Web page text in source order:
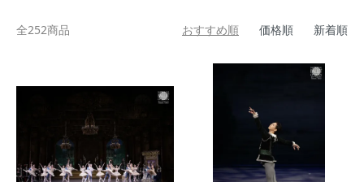
全252商品 おすすめ順 価格順 新着順